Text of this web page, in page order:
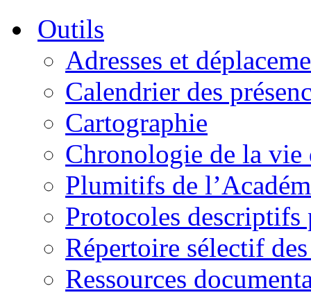
Outils
Adresses et
Calendrier des
Cartographie
Chronologie de la vie
Plumitifs de
Protocoles descriptifs
Répertoire sélectif
Ressources